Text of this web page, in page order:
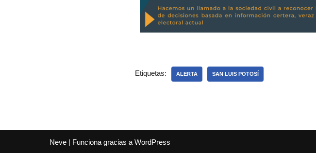
Etiquetas: ALERTA SAN LUIS POTOSÍ
Neve | Funciona gracias a WordPress